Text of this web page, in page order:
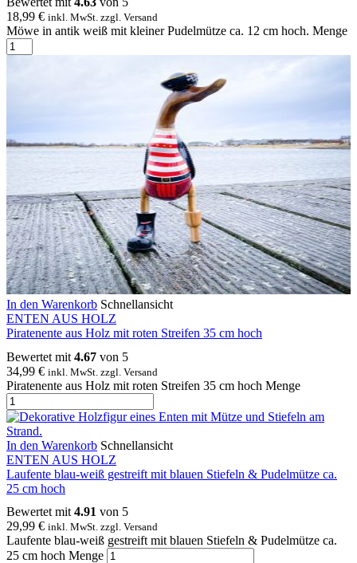
18,99 € inkl. MwSt. zzgl. Versand
Möwe in antik weiß mit kleiner Pudelmütze ca. 12 cm hoch. Menge
In den Warenkorb Schnellansicht
ENTEN AUS HOLZ
Piratenente aus Holz mit roten Streifen 35 cm hoch
Bewertet mit 4.67 von 5
34,99 € inkl. MwSt. zzgl. Versand
Piratenente aus Holz mit roten Streifen 35 cm hoch Menge
In den Warenkorb Schnellansicht
ENTEN AUS HOLZ
Laufente blau-weiß gestreift mit blauen Stiefeln & Pudelmütze ca.
25 cm hoch
Bewertet mit 4.91 von 5
29,99 € inkl. MwSt. zzgl. Versand
Laufente blau-weiß gestreift mit blauen Stiefeln & Pudelmütze ca.
25 cm hoch Menge